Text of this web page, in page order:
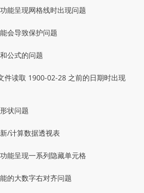
能呈现网格线时出现问题
会导致保护问题
公式的问题
件读取 1900-02-28 之前的日期时出现
状问题
/计算数据透视表
能呈现一系列隐藏单元格
的大数字右对齐问题